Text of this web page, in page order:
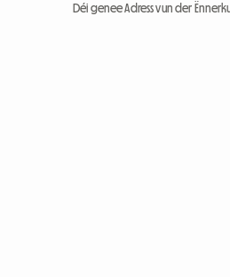
Déi genee Adress vun der